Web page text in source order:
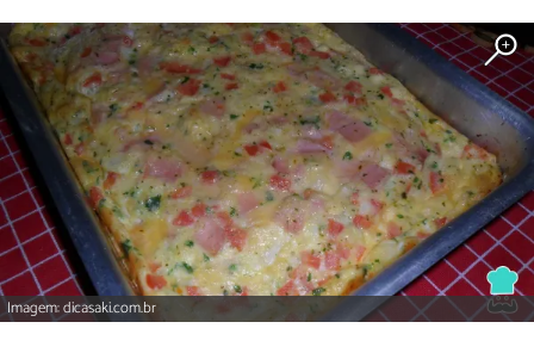
Imagem: dicasaki.com.br